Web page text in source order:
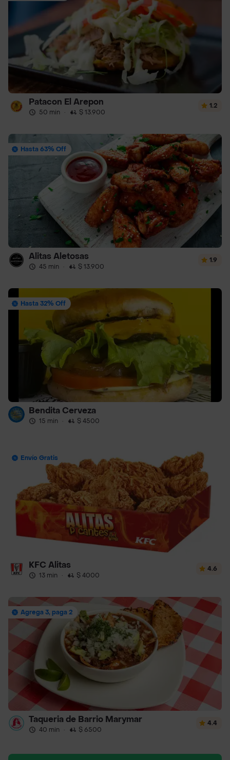
Patacon El Arepon
50 min · $ 13.900
1.2
Hasta 63% Off
Alitas Aletosas
45 min · $ 13.900
1.9
Hasta 32% Off
Bendita Cerveza
15 min · $ 4500
Envío Gratis
KFC Alitas
13 min · $ 4000
4.6
Agrega 3, paga 2
Taqueria de Barrio Marymar
40 min · $ 6500
4.4